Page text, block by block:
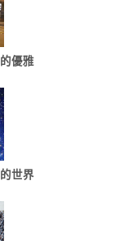
優雅
世界